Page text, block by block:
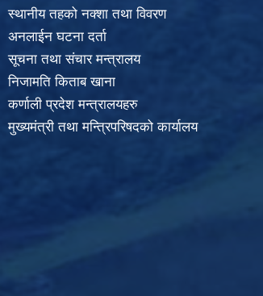
स्थानीय तहको नक्शा तथा विवरण
अनलाईन घटना दर्ता
सूचना तथा संचार मन्त्रालय
निजामति किताब खाना
कर्णाली प्रदेश मन्त्रालयहरु
मुख्यमंत्री तथा मन्त्रिपरिषदको कार्यालय